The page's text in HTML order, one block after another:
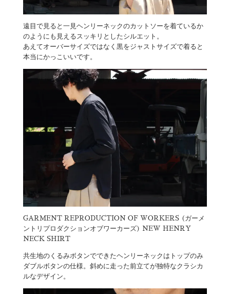
遠目で見ると一見ヘンリーネックのカットソーを着ているか
のようにも見えるスッキリとしたシルエット。
あえてオーバーサイズではなく黒をジャストサイズで着ると
本当にかっこいいです。
GARMENT REPRODUCTION OF WORKERS (ガーメ
ントリプロダクションオブワーカーズ) NEW HENRY
NECK SHIRT
共生地のくるみボタンでできたヘンリーネックはトップのみ
ダブルボタンの仕様。斜めに走った前立てが独特なクラシカ
ルなデザイン。